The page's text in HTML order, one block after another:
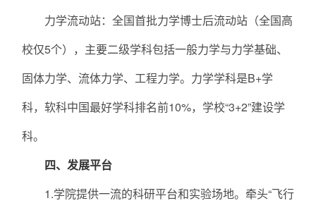
力学流动站：全国首批力学博士后流动站（全国高
校仅5个），主要二级学科包括一般力学与力学基础、
固体力学、流体力学、工程力学。力学学科是B+学
科，软科中国最好学科排名前10%，学校“3+2”建设学
科。
四、发展平台
1.学院提供一流的科研平台和实验场地。牵头“飞行